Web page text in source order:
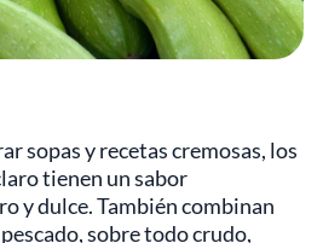
sopas y recetas cremosas, los
tienen un sabor
y dulce. También combinan
sobre todo crudo,